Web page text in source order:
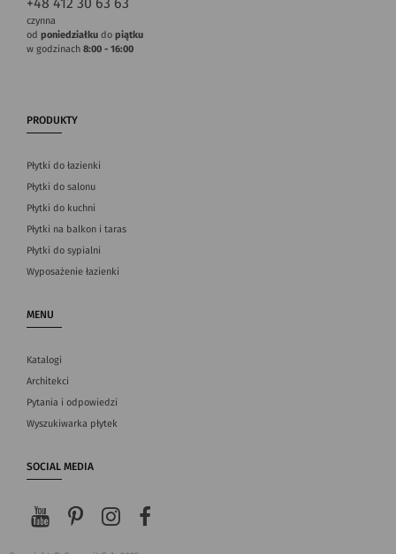
+48 412 30 63 63
czynna
od poniedziałku do piątku
w godzinach 8:00 - 16:00
PRODUKTY
Płytki do łazienki
Płytki do salonu
Płytki do kuchni
Płytki na balkon i taras
Płytki do sypialni
Wyposażenie łazienki
MENU
Katalogi
Architekci
Pytania i odpowiedzi
Wyszukiwarka płytek
SOCIAL MEDIA